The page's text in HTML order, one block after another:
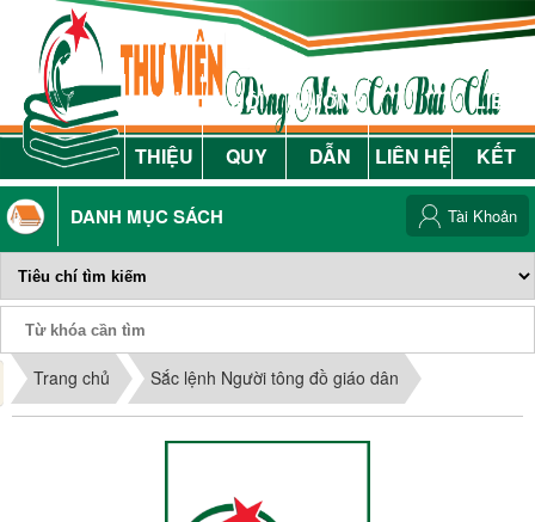
GIỚI
THIỆU
NỘI
QUY
HƯỚNG
DẪN
LIÊN HỆ
LIÊN
KẾT
DANH MỤC SÁCH
Phiếu Sách
Tài Khoản
Trang chủ Sắc lệnh Người tông đồ giáo dân